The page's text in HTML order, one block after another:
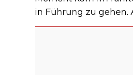
in Führung zu